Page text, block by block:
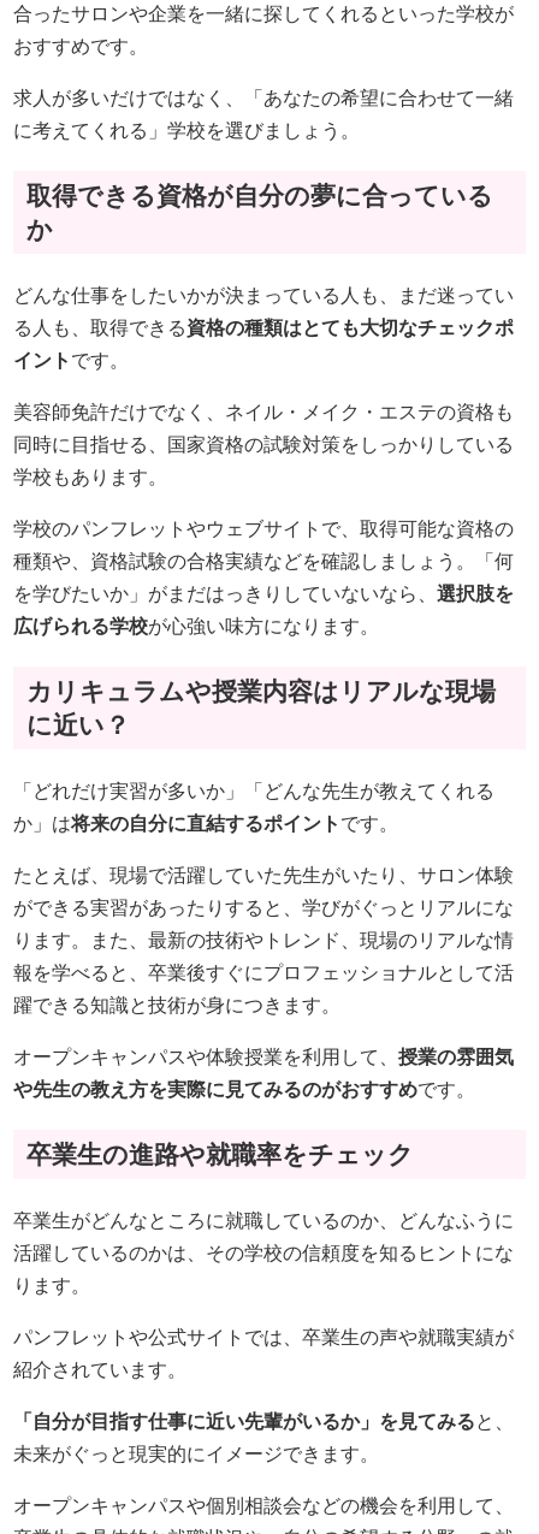
合ったサロンや企業を一緒に探してくれるといった学校が
おすすめです。
求人が多いだけではなく、「あなたの希望に合わせて一緒
に考えてくれる」学校を選びましょう。
取得できる資格が自分の夢に合っている
か
どんな仕事をしたいかが決まっている人も、まだ迷ってい
る人も、取得できる資格の種類はとても大切なチェックポ
イント です。
美容師免許だけでなく、ネイル・メイク・エステの資格も
同時に目指せる、国家資格の試験対策をしっかりしている
学校もあります。
学校のパンフレットやウェブサイトで、取得可能な資格の
種類や、資格試験の合格実績などを確認しましょう。「何
を学びたいか」がまだはっきりしていないなら、選択肢を
広げられる学校が心強い味方になります。
カリキュラムや授業内容はリアルな現場
に近い？
「どれだけ実習が多いか」「どんな先生が教えてくれる
か」は将来の自分に直結するポイント です。
たとえば、現場で活躍していた先生がいたり、サロン体験
ができる実習があったりすると、学びがぐっとリアルにな
ります。また、最新の技術やトレンド、現場のリアルな情
報を学べると、卒業後すぐにプロフェッショナルとして活
躍できる知識と技術が身につきます。
オープンキャンパスや体験授業を利用して、授業の雰囲気
や先生の教え方を実際に見てみるのがおすすめです。
卒業生の進路や就職率をチェック
卒業生がどんなところに就職しているのか、どんなふうに
活躍しているのかは、その学校の信頼度を知るヒントにな
ります。
パンフレットや公式サイトでは、卒業生の声や就職実績が
紹介されています。
「自分が目指す仕事に近い先輩がいるか」を見てみると、
未来がぐっと現実的にイメージできます。
オープンキャンパスや個別相談会などの機会を利用して、